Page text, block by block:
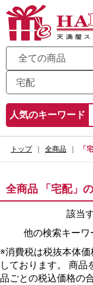
人気のキーワード
トップ 全商品 「
全商品 「宅配」
該当
他の検索キーワ
※消費税は税抜本体
しております。 商品
品ごとの税込価格の